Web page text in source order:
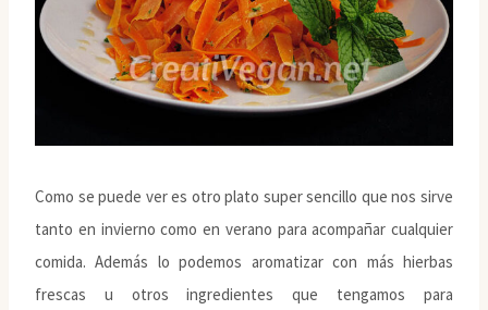
Como se puede ver es otro plato super sencillo que nos sirve
tanto en invierno como en verano para acompañar cualquier
comida. Además lo podemos aromatizar con más hierbas
frescas u otros ingredientes que tengamos para